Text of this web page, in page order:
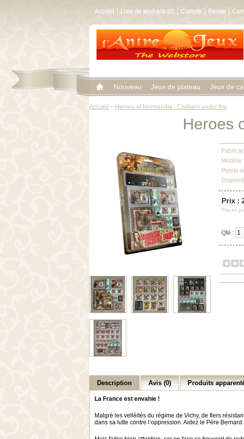
Accueil Liste de souhaits (0) Compte Panier
Nouveau Jeux de plateau Jeux de
Accueil » Heroes of Normandie : Civilians under fire
Heroes
Modèle :
Points
Prix :
Prix en
Qté :
Description Avis (0) Produits
La France est envahie !
Malgré les velléités du régime de Vichy, de fiers
dans sa lutte contre l’oppression. Aidez le Père